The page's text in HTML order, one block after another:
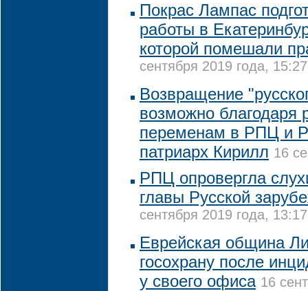
Покрас Лампас
работы в
которой помешали
сентября 2019 года, 15:27
Возвращение
возможно благодаря
переменам в РПЦ и
патриарх Кирилл 16
РПЦ опровергла
главы Русской
сентября 2019 года, 13:17
Еврейская община
госохрану после
у своего офиса 16